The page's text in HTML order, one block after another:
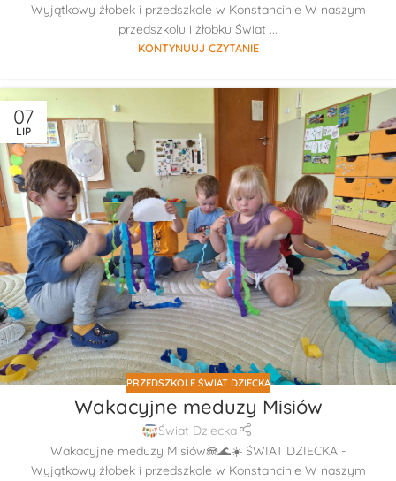
Wyjątkowy żłobek i przedszkole w Konstancinie W naszym
przedszkolu i żłobku Świat ...
KONTYNUUJ CZYTANIE
07
LIP
PRZEDSZKOLE ŚWIAT DZIECKA
Wakacyjne meduzy Misiów
Świat Dziecka
Wakacyjne meduzy Misiów🪼🌊☀️ ŚWIAT DZIECKA -
Wyjątkowy żłobek i przedszkole w Konstancinie W naszym